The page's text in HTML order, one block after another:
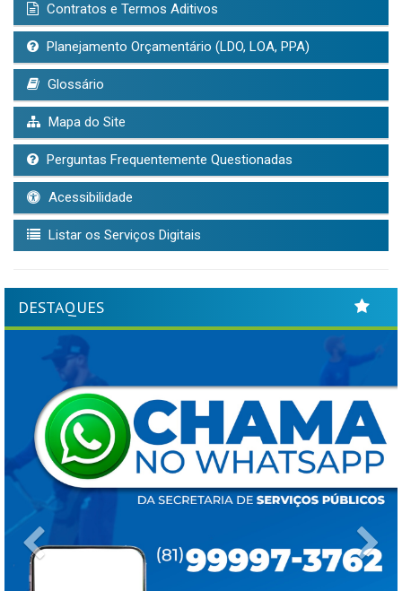
Contratos e Termos Aditivos
Planejamento Orçamentário (LDO, LOA, PPA)
Glossário
Mapa do Site
Perguntas Frequentemente Questionadas
Acessibilidade
Listar os Serviços Digitais
DESTAQUES